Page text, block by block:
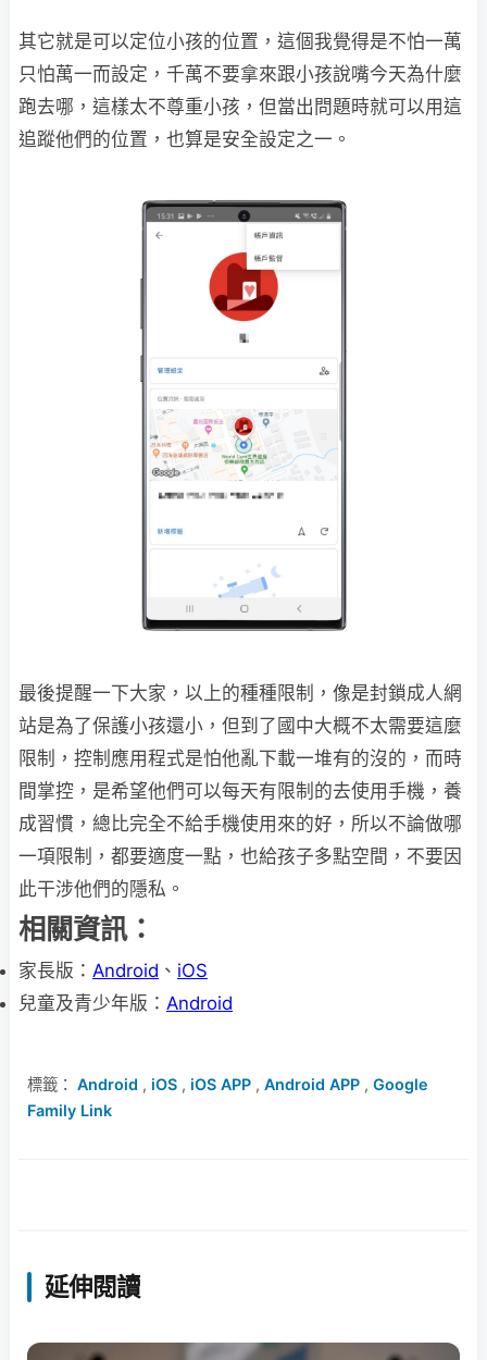
其它就是可以定位小孩的位置，這個我覺得是不怕一萬
只怕萬一而設定，千萬不要拿來跟小孩說嘴今天為什麼
跑去哪，這樣太不尊重小孩，但當出問題時就可以用這
追蹤他們的位置，也算是安全設定之一。
最後提醒一下大家，以上的種種限制，像是封鎖成人網
站是為了保護小孩還小，但到了國中大概不太需要這麼
限制，控制應用程式是怕他亂下載一堆有的沒的，而時
間掌控，是希望他們可以每天有限制的去使用手機，養
成習慣，總比完全不給手機使用來的好，所以不論做哪
一項限制，都要適度一點，也給孩子多點空間，不要因
此干涉他們的隱私。
相關資訊：
家長版： Android 、 iOS
兒童及青少年版： Android
標籤： Android , iOS , iOS APP , Android APP , Google
Family Link
延伸閱讀